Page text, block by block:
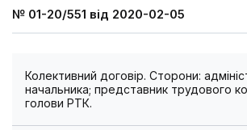
№ 01-20/551 від 2020-02-05
Колективний договір. Сторони:
начальника; представник трудового
голови РТК.